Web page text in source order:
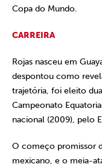
Copa do Mundo.
CARREIRA
Rojas nasceu em
despontou como
trajetória, foi eleito
Campeonato
nacional (2009), pelo
O começo promissor
mexicano, e o meia-